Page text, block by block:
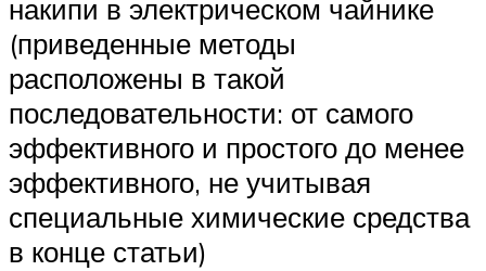
накипи в электрическом чайнике
(приведенные методы
расположены в такой
последовательности: от самого
эффективного и простого до менее
эффективного, не учитывая
специальные химические средства
в конце статьи)